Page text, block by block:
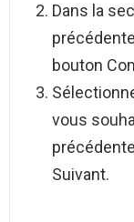
Dans la
bouton
vous
Suivant.